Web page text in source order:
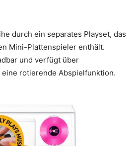
durch ein separates Playset, das
Mini-Plattenspieler enthält.
und verfügt über
eine rotierende Abspielfunktion.